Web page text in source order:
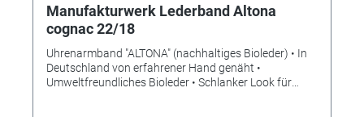
Manufakturwerk Lederband Altona
cognac 22/18
Uhrenarmband "ALTONA" (nachhaltiges Bioleder) • In
Deutschland von erfahrener Hand genäht •
Umweltfreundliches Bioleder • Schlanker Look für